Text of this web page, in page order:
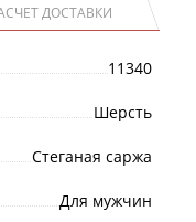
ДОСТАВКИ
11340
Шерсть
Стеганая саржа
Для мужчин